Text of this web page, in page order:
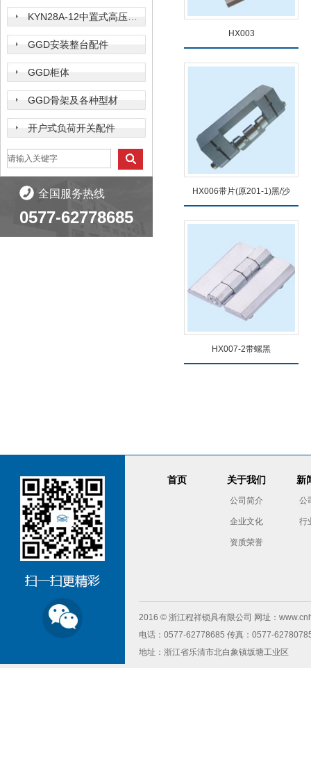
GGD安装整台配件
GGD柜体
GGD骨架及各种型材
开户式负荷开关配件
全国服务热线
0577-62778685
HX003
查看详情
HX006带片(原201-1)黑/沙
查看详情
HX007-2带螺黑
首页 关于我们
公司简介
企业文化
资质荣誉
新
公
行
2016 © 浙江程祥锁具有限公司 网址：
电话：0577-62778685 传真：0577-
地址：浙江省乐清市北白象镇坂塘工业区